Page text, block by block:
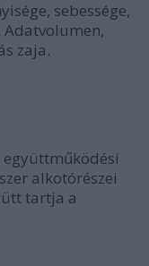
sebessége,
Adatvolumen,
zaja.
együttműködési
alkotórészei
tartja a